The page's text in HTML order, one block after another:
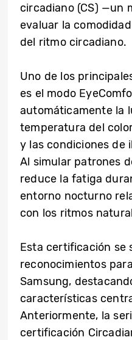
circadiano (CS) —un
evaluar la
del ritmo circadiano.
Uno de los
es el modo
automáticamente la
temperatura del
y las condiciones de
Al simular patrones
reduce la fatiga
entorno nocturno
con los ritmos
Esta certificación se
reconocimientos
Samsung,
características
Anteriormente, la
certificación